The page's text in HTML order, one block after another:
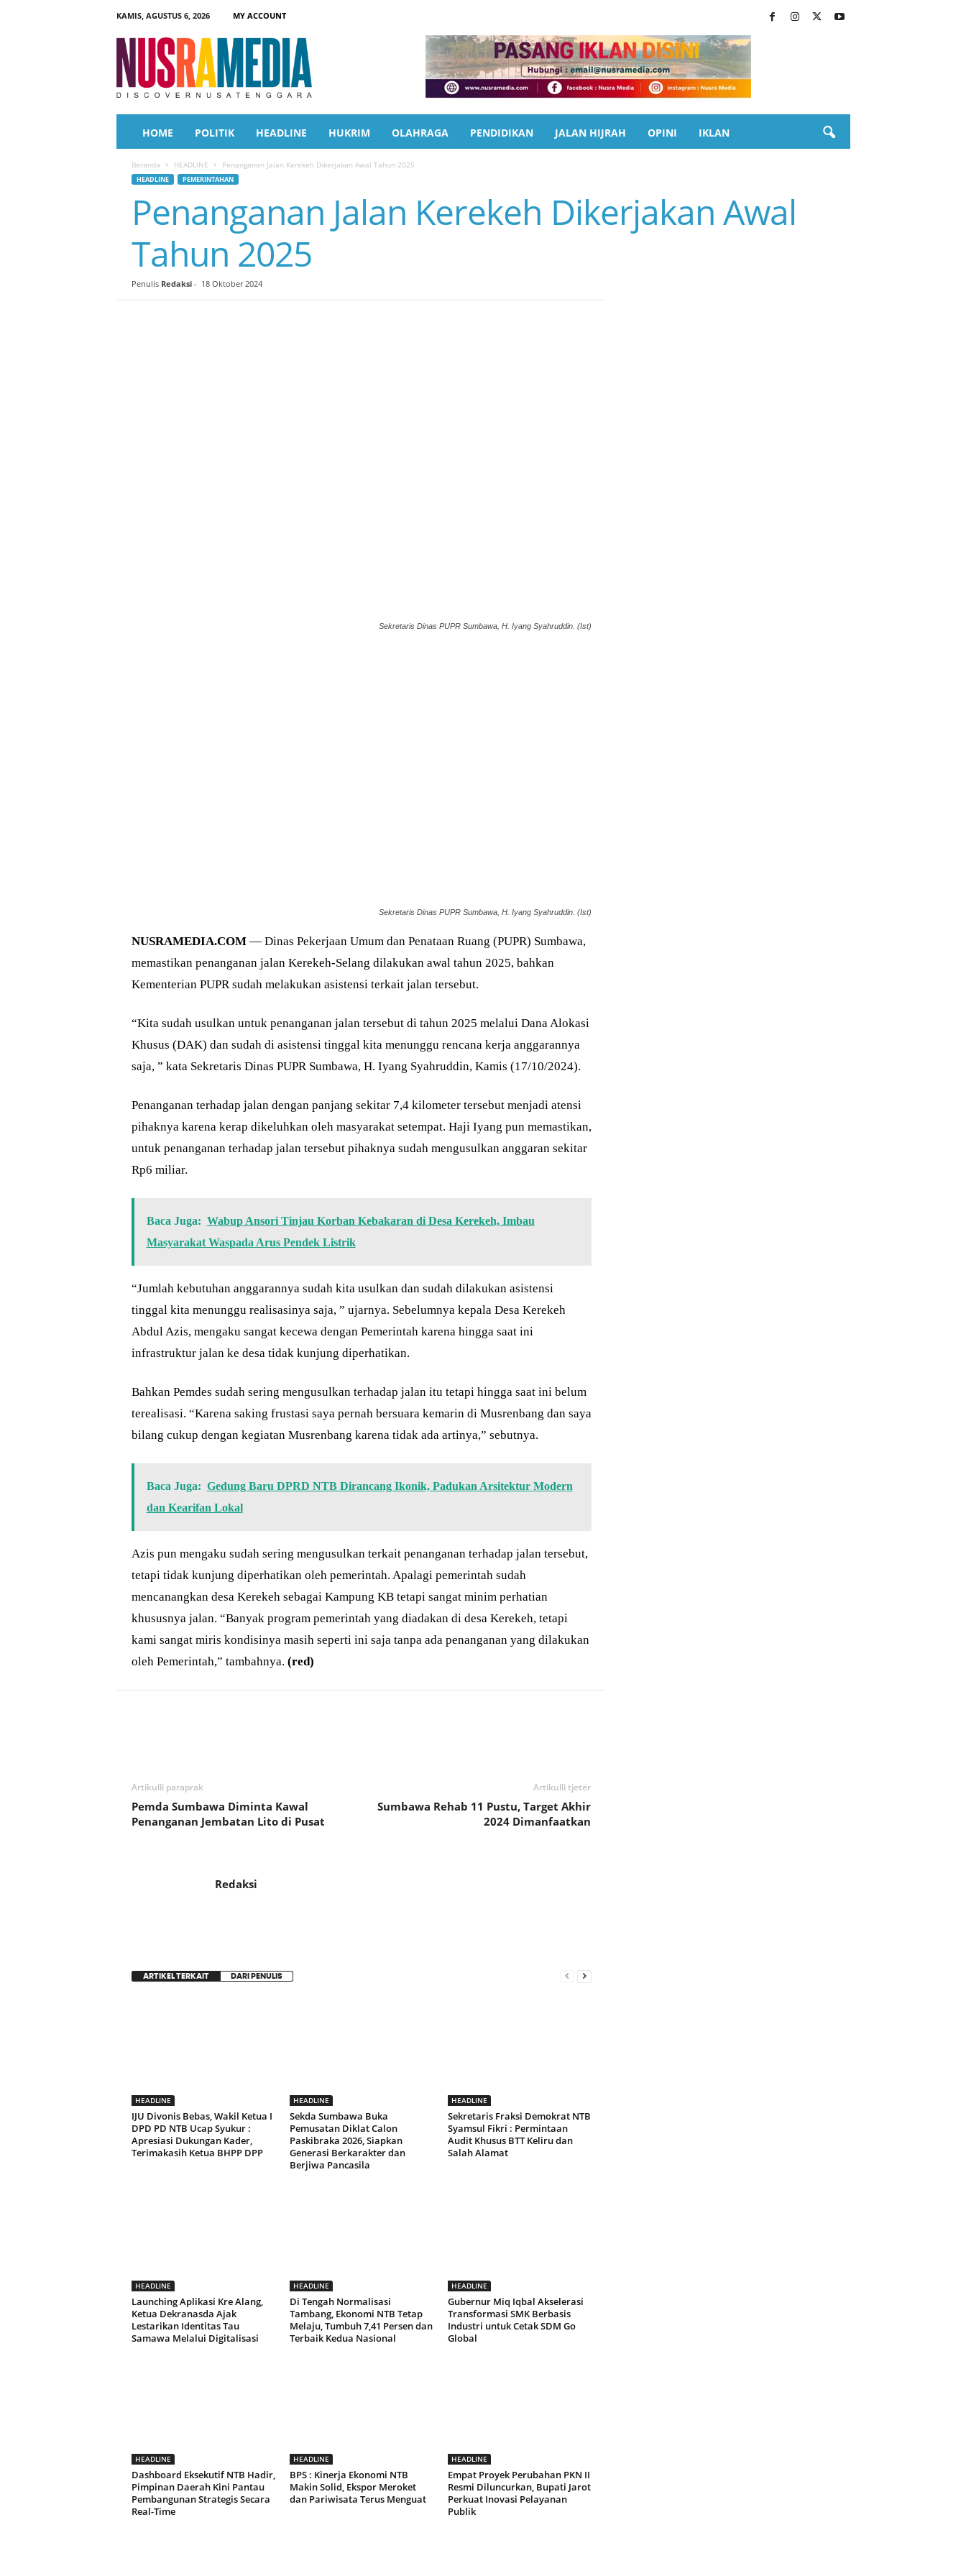
KAMIS, AGUSTUS 6, 2026
MY ACCOUNT
a
HOME POLITIK HEADLINE HUKRIM OLAHRAGA PENDIDIKAN JALAN HIJRAH OPINI IKLAN
Beranda HEADLINE Penanganan Jalan Kerekeh Dikerjakan Awal Tahun 2025
HEADLINE PEMERINTAHAN
Penanganan Jalan Kerekeh Dikerjakan Awal
Tahun 2025
Penulis Redaksi- 18 Oktober 2024
Sekretaris Dinas PUPR Sumbawa, H. Iyang Syahruddin. (Ist)
Sekretaris Dinas PUPR Sumbawa, H. Iyang Syahruddin. (Ist)
NUSRAMEDIA.COM— Dinas Pekerjaan Umum dan Penataan Ruang (PUPR) Sumbawa,
memastikan penanganan jalan Kerekeh-Selang dilakukan awal tahun 2025, bahkan
Kementerian PUPR sudah melakukan asistensi terkait jalan tersebut.
“Kita sudah usulkan untuk penanganan jalan tersebut di tahun 2025 melalui Dana Alokasi
Khusus (DAK) dan sudah di asistensi tinggal kita menunggu rencana kerja anggarannya
saja, ” kata Sekretaris Dinas PUPR Sumbawa, H. Iyang Syahruddin, Kamis (17/10/2024).
Penanganan terhadap jalan dengan panjang sekitar 7,4 kilometer tersebut menjadi atensi
pihaknya karena kerap dikeluhkan oleh masyarakat setempat. Haji Iyang pun memastikan,
untuk penanganan terhadap jalan tersebut pihaknya sudah mengusulkan anggaran sekitar
Rp6 miliar.
Baca Juga: Wabup Ansori Tinjau Korban Kebakaran di Desa Kerekeh, Imbau
Masyarakat Waspada Arus Pendek Listrik
“Jumlah kebutuhan anggarannya sudah kita usulkan dan sudah dilakukan asistensi
tinggal kita menunggu realisasinya saja, ” ujarnya. Sebelumnya kepala Desa Kerekeh
Abdul Azis, mengaku sangat kecewa dengan Pemerintah karena hingga saat ini
infrastruktur jalan ke desa tidak kunjung diperhatikan.
Bahkan Pemdes sudah sering mengusulkan terhadap jalan itu tetapi hingga saat ini belum
terealisasi. “Karena saking frustasi saya pernah bersuara kemarin di Musrenbang dan saya
bilang cukup dengan kegiatan Musrenbang karena tidak ada artinya,” sebutnya.
Baca Juga: Gedung Baru DPRD NTB Dirancang Ikonik, Padukan Arsitektur Modern
dan Kearifan Lokal
Azis pun mengaku sudah sering mengusulkan terkait penanganan terhadap jalan tersebut,
tetapi tidak kunjung diperhatikan oleh pemerintah. Apalagi pemerintah sudah
mencanangkan desa Kerekeh sebagai Kampung KB tetapi sangat minim perhatian
khususnya jalan. “Banyak program pemerintah yang diadakan di desa Kerekeh, tetapi
kami sangat miris kondisinya masih seperti ini saja tanpa ada penanganan yang dilakukan
oleh Pemerintah,” tambahnya. (red)
Artikulli paraprak
Pemda Sumbawa Diminta Kawal
Penanganan Jembatan Lito di Pusat
Artikulli tjetër
Sumbawa Rehab 11 Pustu, Target Akhir
2024 Dimanfaatkan
Redaksi
ARTIKEL TERKAIT DARI PENULIS
HEADLINE
IJU Divonis Bebas, Wakil Ketua I
DPD PD NTB Ucap Syukur :
Apresiasi Dukungan Kader,
Terimakasih Ketua BHPP DPP
HEADLINE
Sekda Sumbawa Buka
Pemusatan Diklat Calon
Paskibraka 2026, Siapkan
Generasi Berkarakter dan
Berjiwa Pancasila
HEADLINE
Sekretaris Fraksi Demokrat NTB
Syamsul Fikri : Permintaan
Audit Khusus BTT Keliru dan
Salah Alamat
HEADLINE
Launching Aplikasi Kre Alang,
Ketua Dekranasda Ajak
Lestarikan Identitas Tau
Samawa Melalui Digitalisasi
HEADLINE
Di Tengah Normalisasi
Tambang, Ekonomi NTB Tetap
Melaju, Tumbuh 7,41 Persen dan
Terbaik Kedua Nasional
HEADLINE
Gubernur Miq Iqbal Akselerasi
Transformasi SMK Berbasis
Industri untuk Cetak SDM Go
Global
HEADLINE
Dashboard Eksekutif NTB Hadir,
Pimpinan Daerah Kini Pantau
Pembangunan Strategis Secara
Real-Time
HEADLINE
BPS : Kinerja Ekonomi NTB
Makin Solid, Ekspor Meroket
dan Pariwisata Terus Menguat
HEADLINE
Empat Proyek Perubahan PKN II
Resmi Diluncurkan, Bupati Jarot
Perkuat Inovasi Pelayanan
Publik